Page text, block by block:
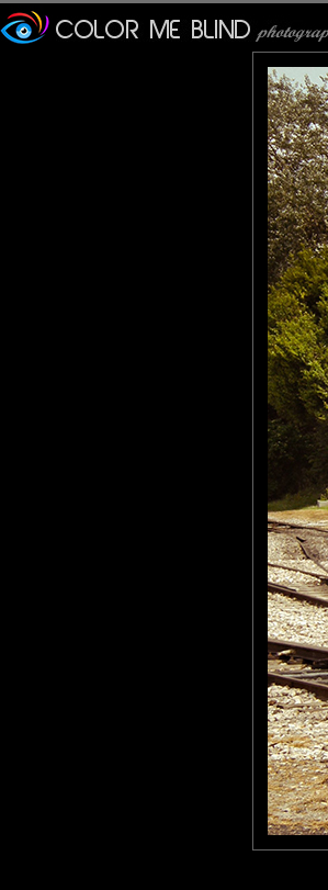
J'avais
arrière !
Elle est
Par chez
noires sur
pendant la
Elle est
Comme le
A jouer les
faire des
ma femme
décrasser à
Laisser un commentaire